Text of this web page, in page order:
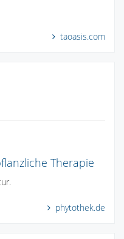
taoasis.com
Therapie
phytothek.de